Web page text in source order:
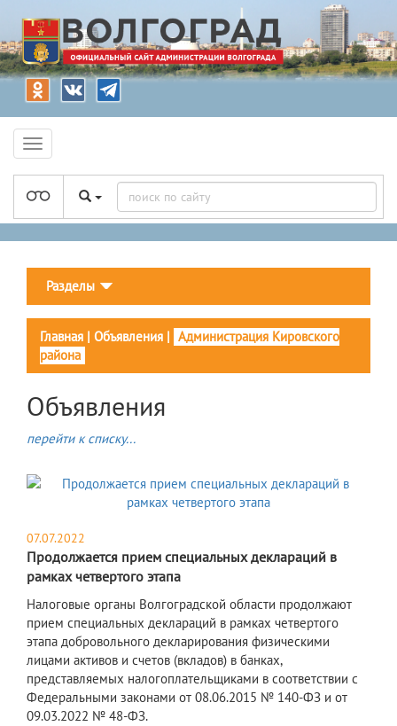
Разделы
Главная | Объявления | Администрация Кировского
района
Объявления
перейти к списку...
07.07.2022
Продолжается прием специальных деклараций в
рамках четвертого этапа
​Налоговые органы Волгоградской области продолжают
прием специальных деклараций в рамках четвертого
этапа добровольного декларирования физическими
лицами активов и счетов (вкладов) в банках,
представляемых налогоплательщиками в соответствии с
Федеральными законами от 08.06.2015 № 140-ФЗ и от
09.03.2022 № 48-ФЗ.